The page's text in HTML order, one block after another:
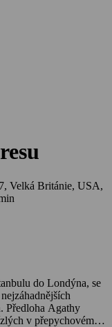
Velká Británie, USA,
do Londýna, se
Předloha Agathy
v přepychovém